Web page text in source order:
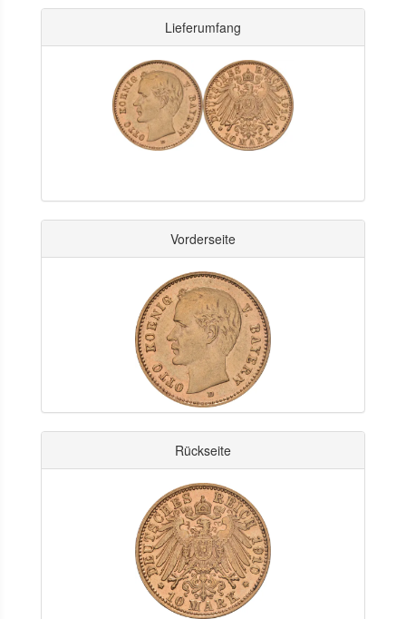
Lieferumfang
Vorderseite
Rückseite